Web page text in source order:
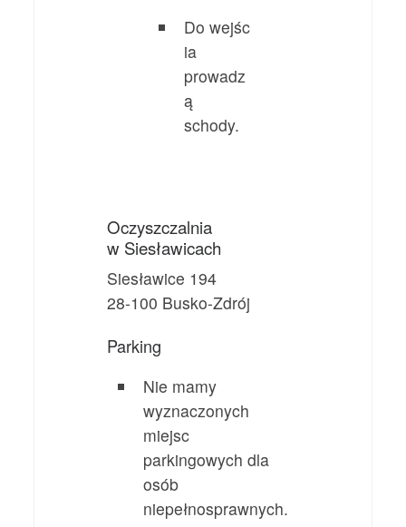
Do wejśc
ia
prowadz
ą
schody.
Oczyszczalnia
w Siesławicach
Siesławice 194
28-100 Busko-Zdrój
Parking
Nie mamy
wyznaczonych
miejsc
parkingowych dla
osób
niepełnosprawnych.